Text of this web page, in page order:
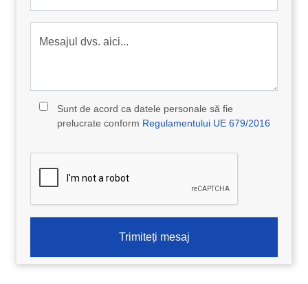
Mesajul dvs. aici...
Sunt de acord ca datele personale să fie
prelucrate conform Regulamentului UE 679/2016
Trimiteți mesaj